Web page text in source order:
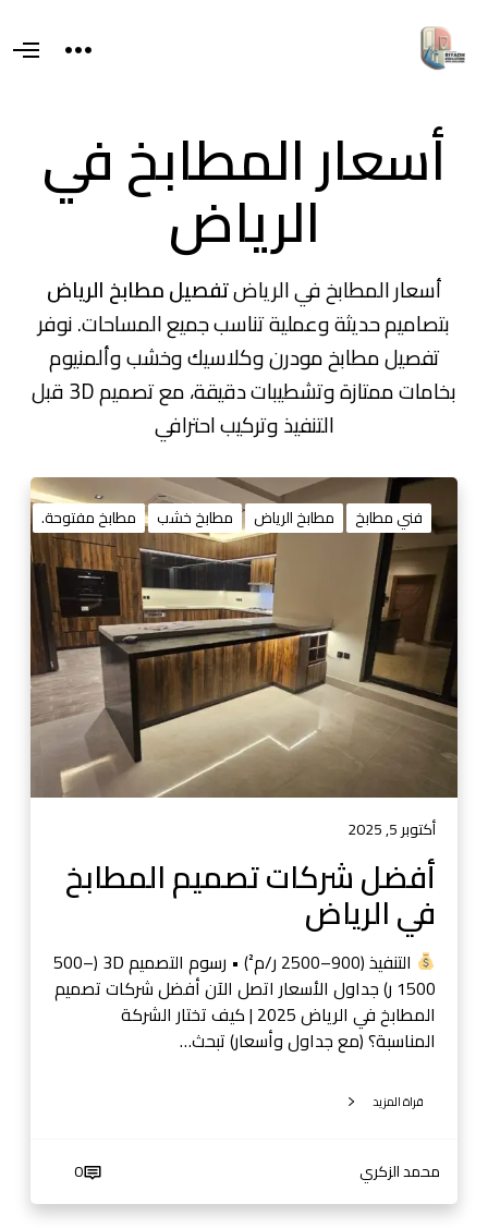
T
o
s
i
d
e
O
أسعار المطابخ في
الرياض
أسعار المطابخ فيالرياضتفصيل مطابخ الرياض
بتصاميم حديثة وعملية تناسب جميع المساحات. نوفر
تفصيل مطابخ مودرن وكلاسيك وخشب وألمنيوم
بخامات ممتازة وتشطيبات دقيقة، مع تصميم 3D قبل
التنفيذ وتركيب احترافي
أ
ف
ض
ل
ر
ا
ت
ت
ي
فني مطابخ مطابخ الرياض مطابخ خشب مطابخ مفتوحة.
أكتوبر 5, 2025
أفضل شركات تصميم المطابخ
في الرياض
التنفيذ (900–2500 ر/م²) • رسوم التصميم 3D (500–
1500 ر) جداول الأسعار اتصل الآن أفضل شركات تصميم
المطابخ في الرياض 2025 | كيف تختار الشركة
المناسبة؟ (مع جداول وأسعار) تبحث…
قراة المزيد
محمد الزكري 0